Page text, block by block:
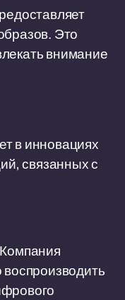
Это
внимание
в инновациях
связанных с